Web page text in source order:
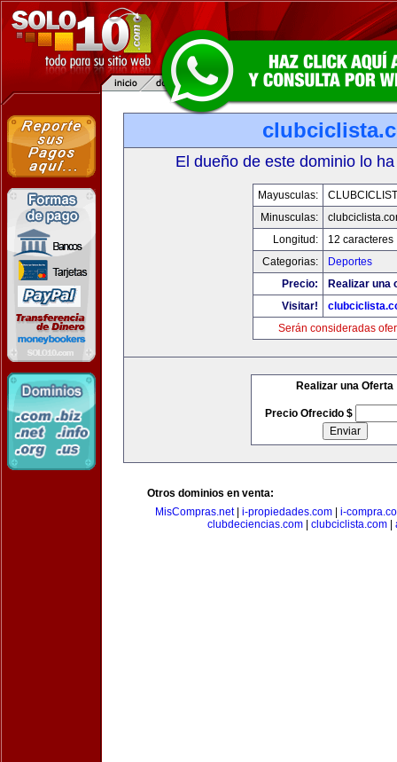
El dueño de este dominio lo
Mayusculas:
Minusculas:
Longitud:
12 caracteres
Categorias:
Deportes
Precio:
Realizar una
Visitar!
Serán consideradas
Realizar una Oferta
Precio Ofrecido $
Otros dominios en venta:
MisCompras.net| i-propiedades.com| i-
clubdeciencias.com
clubciclista.com